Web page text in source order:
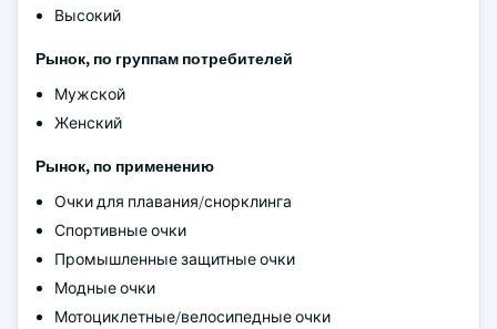
Высокий
Рынок, по группам потребителей
Мужской
Женский
Рынок, по применению
Очки для плавания/снорклинга
Спортивные очки
Промышленные защитные очки
Модные очки
Мотоциклетные/велосипедные очки